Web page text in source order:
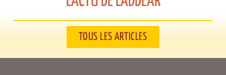
TOUS LES ARTICLES